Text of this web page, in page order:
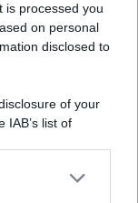
is processed you
on personal
disclosed to
of your
IAB’s list of
to third parties
ALL’ANSO
ONLINE)